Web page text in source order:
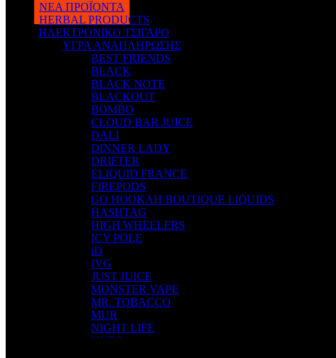
ΝΕΑ ΠΡΟΪΟΝΤΑ
HERBAL PRODUCTS
ΗΛΕΚΤΡΟΝΙΚΟ ΤΣΙΓΑΡΟ
ΥΓΡΑ ΑΝΑΠΛΗΡΩΣΗΣ
BEST FRIENDS
BLACK
BLACK NOTE
BLACKOUT
BOMBO
CLOUD BAR JUICE
DALI
DINNER LADY
DRIFTER
ELIQUID FRANCE
FIREPODS
GO HOOKAH BOUTIQUE LIQUIDS
HASHTAG
HIGH WHEELERS
ICY POLE
iD
IVG
JUST JUICE
MONSTER VAPE
MR. TOBACCO
MUR
NIGHT LIFE
NUBO